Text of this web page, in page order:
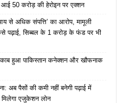
50 करोड़ की हेरोइन पर एक्शन
से अधिक संपत्ति’ का आरोप, मामूली
पढ़ाई, सिब्बल के 1 करोड़ के फंड पर भी
हुआ पाकिस्तान कनेक्शन और खौफनाक
अब पैसों की कमी नहीं बनेगी पढ़ाई में
मिलेगा एजुकेशन लोन